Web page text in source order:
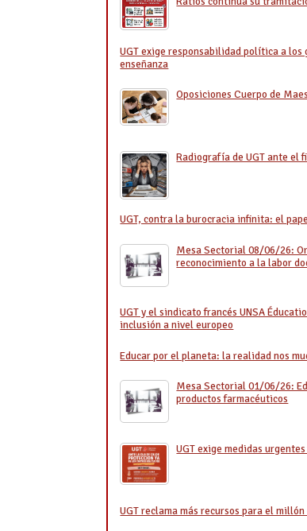
UGT exige responsabilidad política a
enseñanza
Oposiciones Cuerpo de
Radiografía de UGT ante el
UGT, contra la burocracia infinita: el
Mesa Sectorial 08/06/26:
reconocimiento a la labor
UGT y el sindicato francés UNSA
inclusión a nivel europeo
Educar por el planeta: la realidad nos
Mesa Sectorial 01/06/26:
productos farmacéuticos
UGT exige medidas
UGT reclama más recursos para el